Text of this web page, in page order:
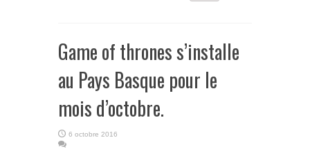
Game of thrones s’installe
au Pays Basque pour le
mois d’octobre.
6 octobre 2016